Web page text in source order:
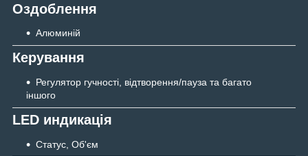
Оздоблення
Алюминій
Керування
Регулятор гучності, відтворення/пауза та багато
іншого
LED индикація
Статус, Об'єм